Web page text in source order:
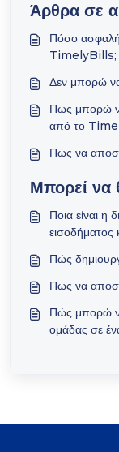
Άρθρα σε
Πόσο
TimelyBills;
Δεν μπορώ
Πώς μπορώ
από το
Πώς να
Μπορεί να
Ποια είναι η
Πώς
Πώς να
Πώς μπορώ
ομάδας σε